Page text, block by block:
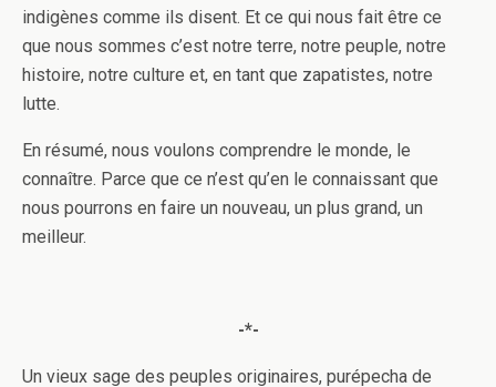
indigènes comme ils disent. Et ce qui nous fait être ce
que nous sommes c’est notre terre, notre peuple, notre
histoire, notre culture et, en tant que zapatistes, notre
lutte.
En résumé, nous voulons comprendre le monde, le
connaître. Parce que ce n’est qu’en le connaissant que
nous pourrons en faire un nouveau, un plus grand, un
meilleur.
-*-
Un vieux sage des peuples originaires, purépecha de